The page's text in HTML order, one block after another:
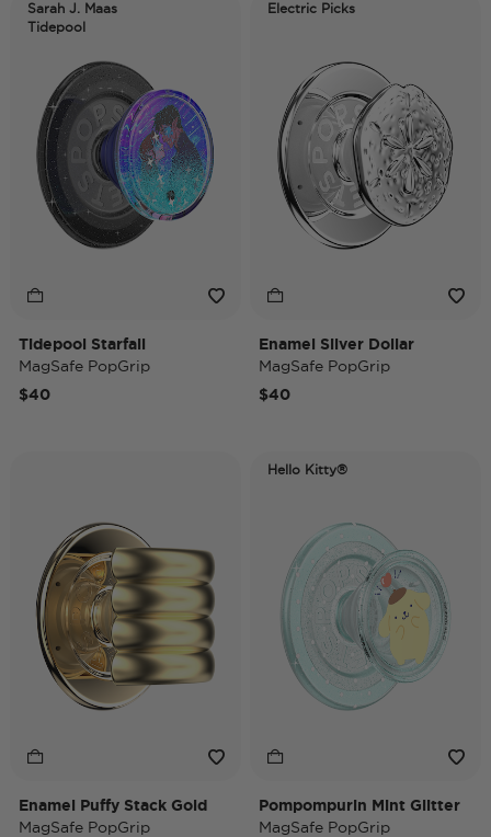
Sarah J. Maas
Tidepool
Tidepool Starfall
MagSafe PopGrip
$40
Electric Picks
Enamel Silver Dollar
MagSafe PopGrip
$40
Enamel Puffy Stack Gold
MagSafe PopGrip
Hello Kitty®
Pompompurin Mint Glitter
MagSafe PopGrip